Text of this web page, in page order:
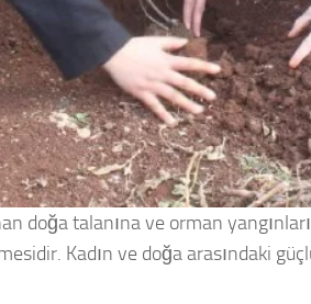
doğa talanına ve orman
Kadın ve doğa arasındaki